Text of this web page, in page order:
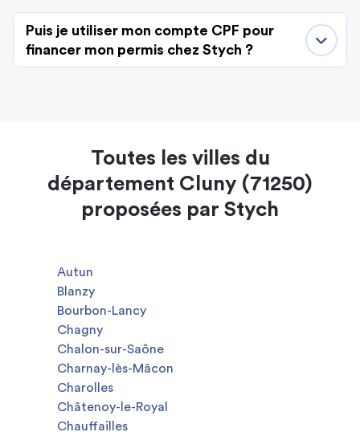
Puis je utiliser mon compte CPF pour
financer mon permis chez Stych ?
Toutes les villes du
département Cluny (71250)
proposées par Stych
Autun
Blanzy
Bourbon-Lancy
Chagny
Chalon-sur-Saône
Charnay-lès-Mâcon
Charolles
Châtenoy-le-Royal
Chauffailles